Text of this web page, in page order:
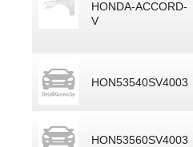
HONDA-ACCORD-
V
HON53540SV4003
HON53560SV4003